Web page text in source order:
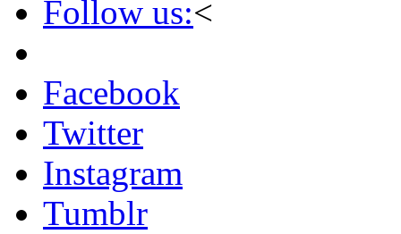
Follow us:<
Facebook
Twitter
Instagram
Tumblr